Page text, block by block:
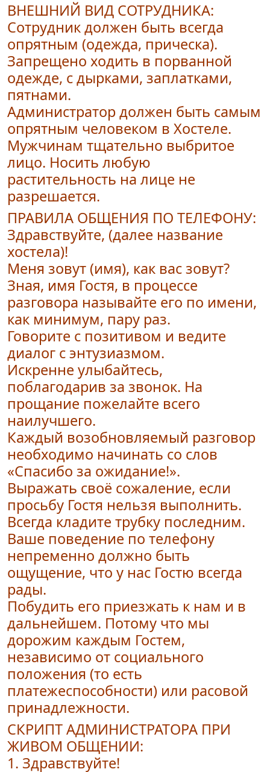
ВНЕШНИЙ ВИД СОТРУДНИКА:
Сотрудник должен быть всегда
опрятным (одежда, прическа).
Запрещено ходить в порванной
одежде, с дырками, заплатками,
пятнами.
Администратор должен быть самым
опрятным человеком в Хостеле.
Мужчинам тщательно выбритое
лицо. Носить любую
растительность на лице не
разрешается.
ПРАВИЛА ОБЩЕНИЯ ПО ТЕЛЕФОНУ:
Здравствуйте, (далее название
хостела)!
Меня зовут (имя), как вас зовут?
Зная, имя Гостя, в процессе
разговора называйте его по имени,
как минимум, пару раз.
Говорите с позитивом и ведите
диалог с энтузиазмом.
Искренне улыбайтесь,
поблагодарив за звонок. На
прощание пожелайте всего
наилучшего.
Каждый возобновляемый разговор
необходимо начинать со слов
«Спасибо за ожидание!».
Выражать своё сожаление, если
просьбу Гостя нельзя выполнить.
Всегда кладите трубку последним.
Ваше поведение по телефону
непременно должно быть
ощущение, что у нас Гостю всегда
рады.
Побудить его приезжать к нам и в
дальнейшем. Потому что мы
дорожим каждым Гостем,
независимо от социального
положения (то есть
платежеспособности) или расовой
принадлежности.
СКРИПТ АДМИНИСТРАТОРА ПРИ
ЖИВОМ ОБЩЕНИИ:
1. Здравствуйте!